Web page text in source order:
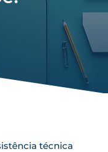
técnica